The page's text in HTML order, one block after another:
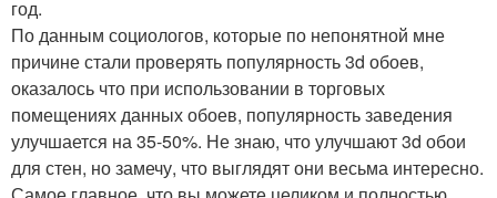
год.
По данным социологов, которые по непонятной мне
причине стали проверять популярность 3d обоев,
оказалось что при использовании в торговых
помещениях данных обоев, популярность заведения
улучшается на 35-50%. Не знаю, что улучшают 3d обои
для стен, но замечу, что выглядят они весьма интересно.